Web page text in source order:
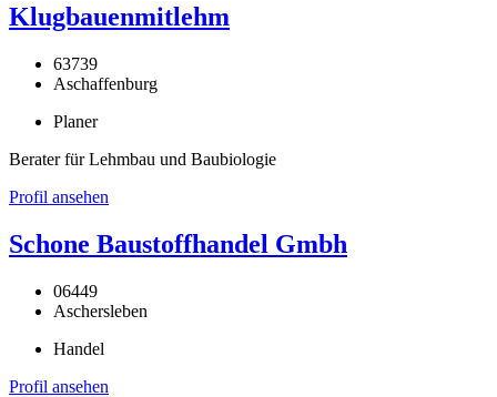
Klugbauenmitlehm
63739
Aschaffenburg
Planer
Berater für Lehmbau und Baubiologie
Profil ansehen
Schone Baustoffhandel Gmbh
06449
Aschersleben
Handel
Profil ansehen